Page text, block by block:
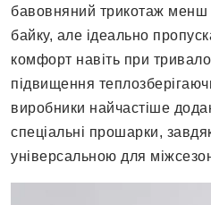
бавовняний трикотаж менш
байку, але ідеально
комфорт навіть при
підвищення
виробники найчастіше
спеціальні прошарки,
універсальною для